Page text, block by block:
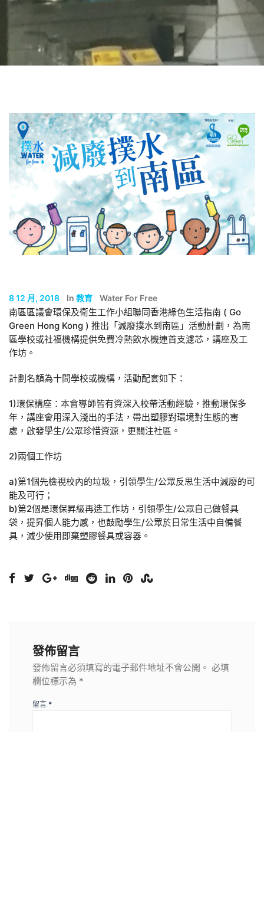
8 12 月, 2018 In 教育 Water For Free
南區區議會環保及衛生工作小組聯同香港綠色生活指南 ( Go
Green Hong Kong ) 推出「減廢撲水到南區」活動計劃，為南
區學校或社福機構提供免費冷熱飲水機連首支濾芯，講座及工
作坊。
計劃名額為十間學校或機構，活動配套如下：
1)環保講座：本會導師皆有資深入校帶活動經驗，推動環保多
年，講座會用深入淺出的手法，帶出塑膠對環境對生態的害
處，啟發學生/公眾珍惜資源，更關注社區。
2)兩個工作坊
a)第1個先檢視校內的垃圾，引領學生/公眾反思生活中減廢的可
能及可行；
b)第2個是環保昇級再造工作坊，引領學生/公眾自己做餐具
袋，提昇個人能力感，也鼓勵學生/公眾於日常生活中自備餐
具，減少使用即棄塑膠餐具或容器。
發佈留言
發佈留言必須填寫的電子郵件地址不會公開。 必填
欄位標示為 *
留言 *